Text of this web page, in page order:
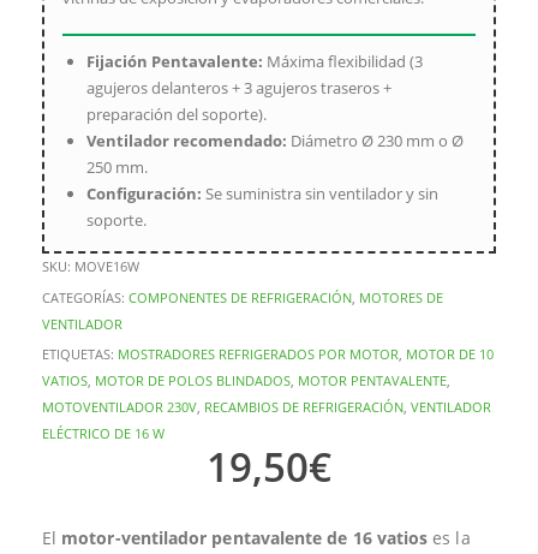
Fijación Pentavalente: Máxima flexibilidad (3
agujeros delanteros + 3 agujeros traseros +
preparación del soporte).
Ventilador recomendado: Diámetro Ø 230 mm o Ø
250 mm.
Configuración: Se suministra sin ventilador y sin
soporte.
SKU: MOVE16W
CATEGORÍAS: COMPONENTES DE REFRIGERACIÓN MOTORES DE
VENTILADOR
ETIQUETAS: MOSTRADORES REFRIGERADOS POR MOTOR, MOTOR DE 10
VATIOS, MOTOR DE POLOS BLINDADOS, MOTOR PENTAVALENTE,
MOTOVENTILADOR 230V, RECAMBIOS DE REFRIGERACIÓN, VENTILADOR
ELÉCTRICO DE 16 W
19,50€
El motor-ventilador pentavalente de 16 vatios es la